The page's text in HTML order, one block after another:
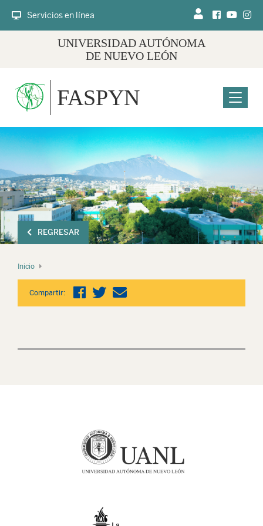
Servicios en línea
UNIVERSIDAD AUTÓNOMA
DE NUEVO LEÓN
Menu
FASPYN
REGRESAR
Inicio
Compartir: